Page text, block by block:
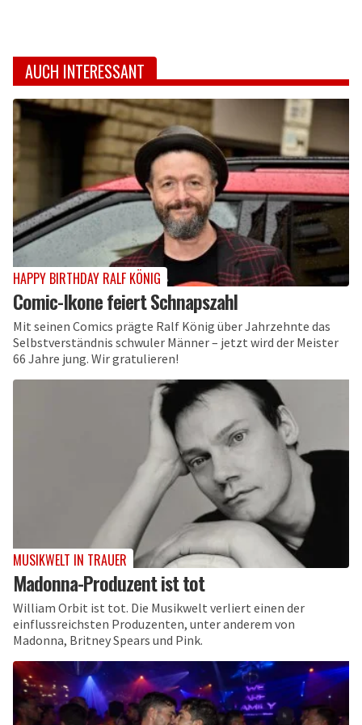
AUCH INTERESSANT
HAPPY BIRTHDAY RALF KÖNIG
Comic-Ikone feiert Schnapszahl
Mit seinen Comics prägte Ralf König über Jahrzehnte das
Selbstverständnis schwuler Männer – jetzt wird der Meister
66 Jahre jung. Wir gratulieren!
MUSIKWELT IN TRAUER
Madonna-Produzent ist tot
William Orbit ist tot. Die Musikwelt verliert einen der
einflussreichsten Produzenten, unter anderem von
Madonna, Britney Spears und Pink.